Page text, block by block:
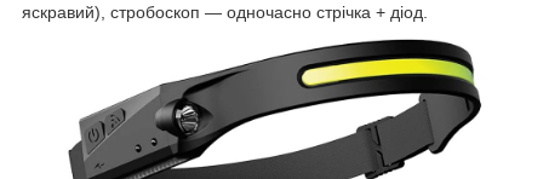
яскравий), стробоскоп — одночасно стрічка + діод.